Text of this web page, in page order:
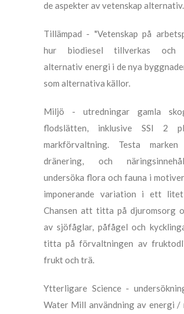
de aspekter av vetenskap alternativ.
Tillämpad - "Vetenskap på
hur biodiesel tillverkas och
alternativ energi i de nya
som alternativa källor.
Miljö - utredningar gamla
flodslätten, inklusive SSI 2
markförvaltning. Testa
dränering, och
undersöka flora och fauna i
imponerande variation i ett litet
Chansen att titta på djuromsorg
av sjöfåglar, påfågel och
titta på förvaltningen av
frukt och trä.
Ytterligare Science -
Water Mill användning av energi /